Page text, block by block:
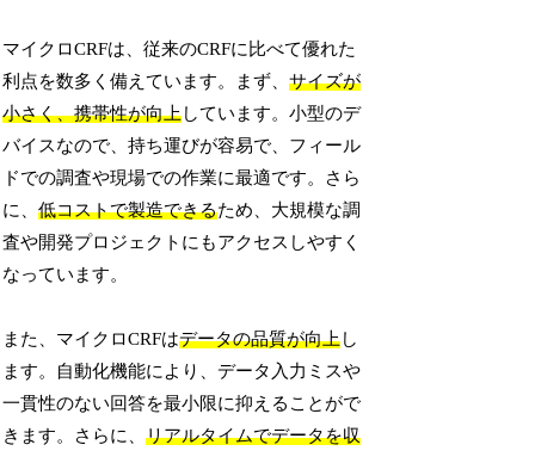
マイクロCRFは、従来のCRFに比べて優れた
利点を数多く備えています。まず、サイズが
小さく、携帯性が向上しています。小型のデ
バイスなので、持ち運びが容易で、フィール
ドでの調査や現場での作業に最適です。さら
に、低コストで製造できるため、大規模な調
査や開発プロジェクトにもアクセスしやすく
なっています。
また、マイクロCRFはデータの品質が向上し
ます。自動化機能により、データ入力ミスや
一貫性のない回答を最小限に抑えることがで
きます。さらに、リアルタイムでデータを収